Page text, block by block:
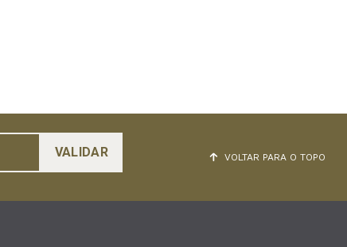
VOLTAR PARA O TOPO